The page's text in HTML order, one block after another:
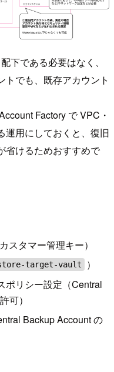
下である必要はなく、
トでも、既存アカウント
Factory で VPC・
運用にしておくと、復旧
省けるためおすすめで
スタマー管理キー）
target-vault
）
ポリシー設定（Central
可）
Backup Account の